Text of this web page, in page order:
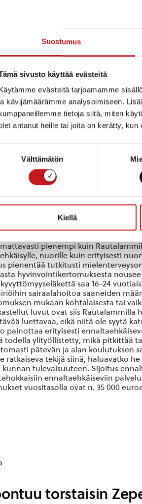
Suostumus
sivusto käyttää evästeitä
evästeitä tarjoamamme
kävijämäärämme analysoimiseen.
tietoja siitä, miten
antanut heille tai joita on kerätty,
Välttämätön
Kiellä
kirjoittanut kannanoton
perusnuorisotyötä tekevä
on saatavilla myös
voivat myös alaikäiset!
kannanotto (2/
että Rautalammille palkataan
työskentelee ainoastaan
huolestuttavana sitä, ettei
nuorten asioista. Kunnan
nuorisotoimen työntekijöillä ei
”Nuorisotyö ja -politiikka
tai -toiminnalle järjestämällä
hoitavilla työntekijöillä ei ole
matalan kynnyksen tukea
erilaisia lieveilmiöitä.
erinomainen paikka.
enää riski sekä tällöin
ympäristö keskustella
koronan aikaan erityisen
ovat eriarvoistuminen sekä
vaan nuorisorikollisuutta esiintyy
18-20 vuotiaista nuorista 1000
pienempi kuin
nuorille kuin erityisesti
pienentää tutkitusti
hyvinvointikertomuksesta
saa 16-24
sairaalahoitoa saaneiden
mukaan kohtalaisesta tai
luvut ovat siis Rautalammilla
luettavaa, eikä niitä ole syytä
painottaa erityisesti
todella ylityöllistetty, mikä pitkittää
pätevän ja alan koulutuksen
tekijä siinä, haluavatko
tulevaisuuteen. Sijoitus
ennaltaehkäiseviin
vuositasolla ovat n. 35 000
torstaisin